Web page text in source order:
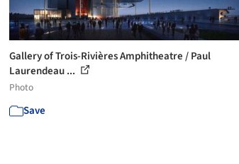
Gallery of Trois-Rivières Amphitheatre / Paul
Laurendeau ...
Photo
Save